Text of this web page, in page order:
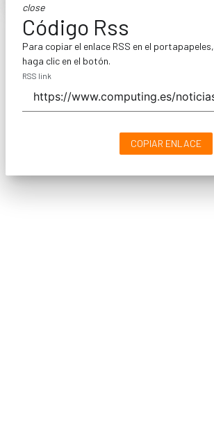
close
Código Rss
Para copiar el enlace RSS en el portapapeles,
haga clic en el botón.
RSS link
COPIAR ENLACE